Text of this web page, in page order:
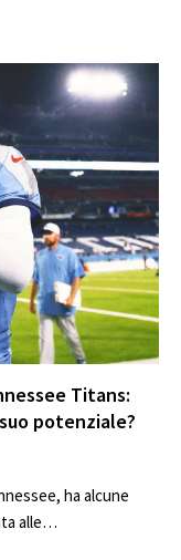
Titans:
potenziale?
ha alcune
alle…